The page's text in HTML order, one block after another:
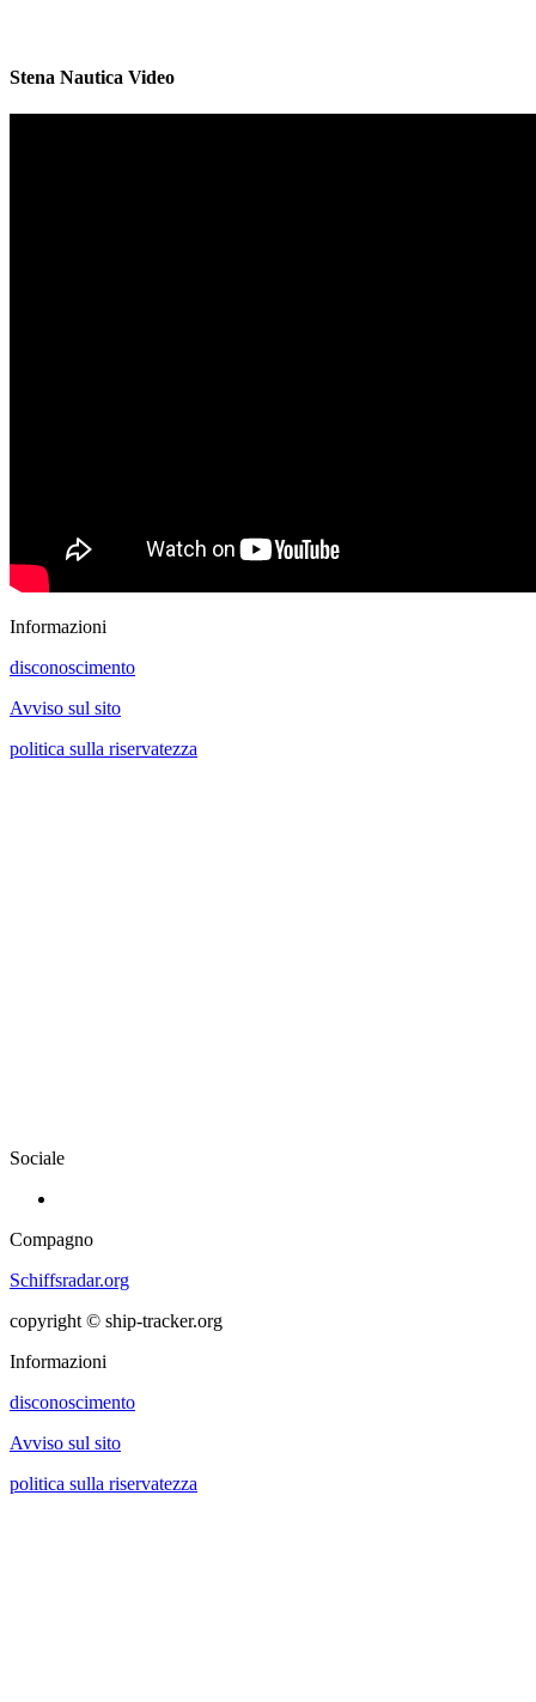
Stena Nautica Video
Informazioni
disconoscimento
Avviso sul sito
politica sulla riservatezza
Sociale
Compagno
Schiffsradar.org
copyright © ship-tracker.org
Informazioni
disconoscimento
Avviso sul sito
politica sulla riservatezza